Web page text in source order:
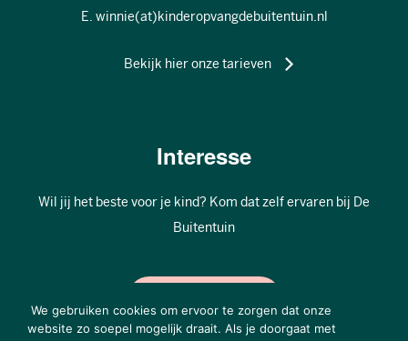
E. winnie(at)kinderopvangdebuitentuin.nl
Bekijk hier onze tarieven
Interesse
Wil jij het beste voor je kind? Kom dat zelf ervaren bij De
Buitentuin
We gebruiken cookies om ervoor te zorgen dat onze
website zo soepel mogelijk draait. Als je doorgaat met